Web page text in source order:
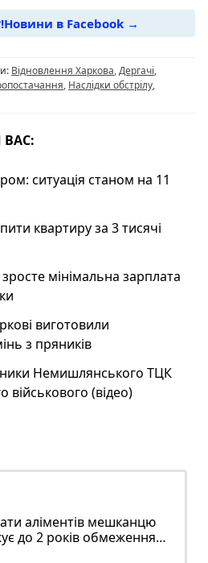
y
Li
n
k
в Facebook →
Відновлення Харкова,Дергачі,
, Наслідки обстрілу,
ВАС:
ситуація станом на 11
квартиру за 3 тисячі
мінімальна зарплата
виготовили
з пряників
Немишлянського ТЦК
(відео)
аліментів мешканцю
до 2 років обмеження